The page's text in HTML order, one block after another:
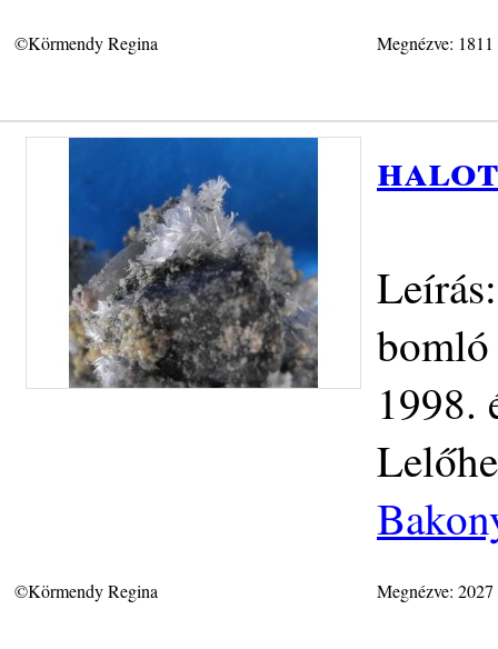
©Körmendy Regina Megnézve:
bomló
1998.
©Körmendy Regina Megnézve: